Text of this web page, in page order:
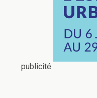
publicité